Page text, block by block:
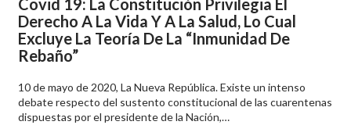
Covid 19: La Constitución Privilegia El
Derecho A La Vida Y A La Salud, Lo Cual
Excluye La Teoría De La “Inmunidad De
Rebaño”
10 de mayo de 2020, La Nueva República. Existe un intenso
debate respecto del sustento constitucional de las cuarentenas
dispuestas por el presidente de la Nación,…